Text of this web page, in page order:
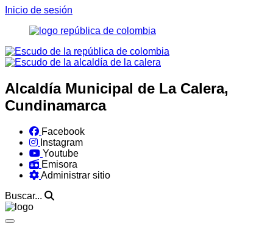
Inicio de sesión
Alcaldía Municipal de La Calera,
Cundinamarca
Facebook
Instagram
Youtube
Emisora
Administrar sitio
Buscar...